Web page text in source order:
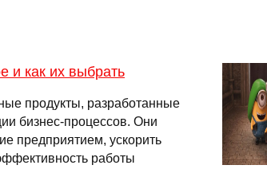
и как их выбрать
продукты, разработанные
бизнес-процессов. Они
предприятием, ускорить
работы